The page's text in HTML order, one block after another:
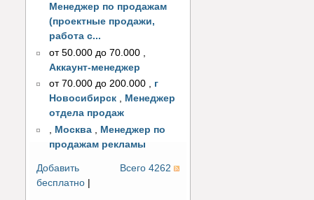
Менеджер по продажам
(проектные продажи,
работа с...
от 50.000 до 70.000
Аккаунт-менеджер
от 70.000 до 200.000 , г
Новосибирск , Менеджер
отдела продаж
, Москва , Менеджер по
продажам рекламы
Всего 4262
Добавить
бесплатно